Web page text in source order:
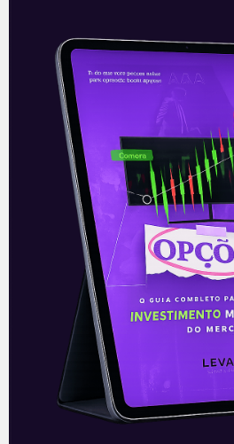
Startup da Tenda
construção
A Alea, startup da Tenda
foco em construção
inaugura, hoje (07), uma
com estruturas de
Jaguariúna, no
Leia mais
07/12/2021